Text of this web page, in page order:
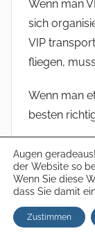
Wenn man
sich
VIP
fliegen,
Wenn man
besten
Haben ziv
ja, wie
Wenn nein,
Augen
der Website so
Wenn Sie diese
dass Sie damit
Zustimmen